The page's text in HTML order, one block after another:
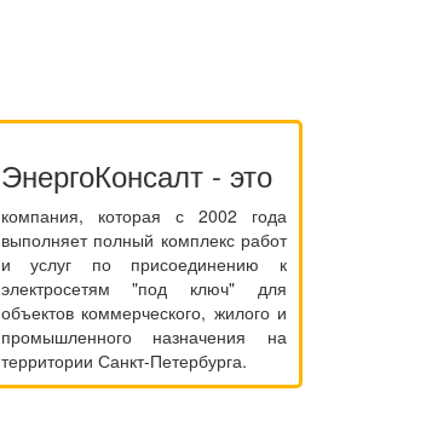
ЭнергоКонсалт - это
компания, которая с 2002 года
выполняет полный комплекс работ
и услуг по присоединению к
электросетям "под ключ" для
объектов коммерческого, жилого и
промышленного назначения на
территории Санкт-Петербурга.